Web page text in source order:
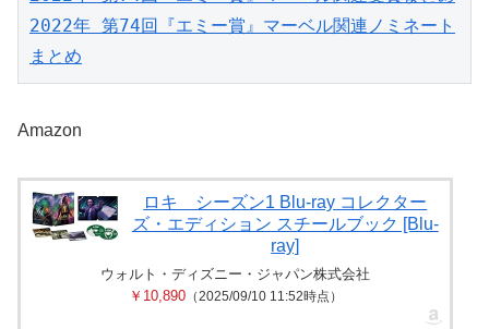
2022年 第74回『エミー賞』マーベル関連ノミネート
まとめ
Amazon
ロキ シーズン1 Blu-ray コレクター
ズ・エディション スチールブック [Blu-
ray]
ウォルト・ディズニー・ジャパン株式会社
￥10,890（2025/09/10 11:52時点）